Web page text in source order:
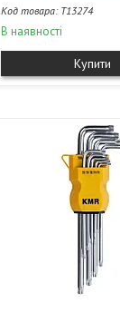
T13274
В наявності
Купити